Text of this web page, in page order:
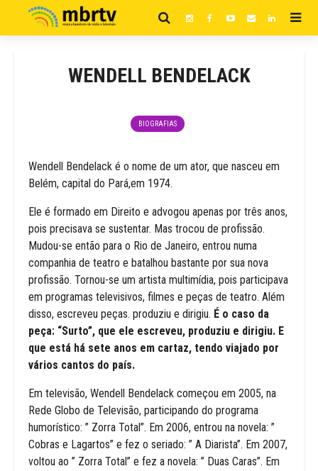
WENDELL BENDELACK
BIOGRAFIAS
Wendell Bendelack é o nome de um ator, que nasceu em
Belém, capital do Pará,em 1974.
Ele é formado em Direito e advogou apenas por três anos,
pois precisava se sustentar. Mas trocou de profissão.
Mudou-se então para o Rio de Janeiro, entrou numa
companhia de teatro e batalhou bastante por sua nova
profissão. Tornou-se um artista multimídia, pois participava
em programas televisivos, filmes e peças de teatro. Além
disso, escreveu peças. produziu e dirigiu. É o caso da
peça: “Surto”, que ele escreveu, produziu e dirigiu. E
que está há sete anos em cartaz, tendo viajado por
vários cantos do país.
Em televisão, Wendell Bendelack começou em 2005, na
Rede Globo de Televisão, participando do programa
humorístico: ” Zorra Total”. Em 2006, entrou na novela: ”
Cobras e Lagartos” e fez o seriado: ” A Diarista”. Em 2007,
voltou ao ” Zorra Total” e fez a novela: ” Duas Caras”. Em